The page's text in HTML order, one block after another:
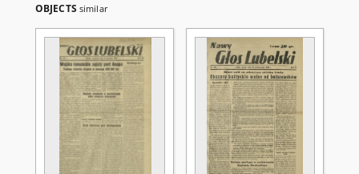
OBJECTS similar